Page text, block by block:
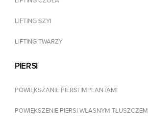
LIFTING SZYI
LIFTING TWARZY
PIERSI
POWIĘKSZANIE PIERSI IMPLANTAMI
POWIĘKSZENIE PIERSI WŁASNYM TŁUSZCZEM